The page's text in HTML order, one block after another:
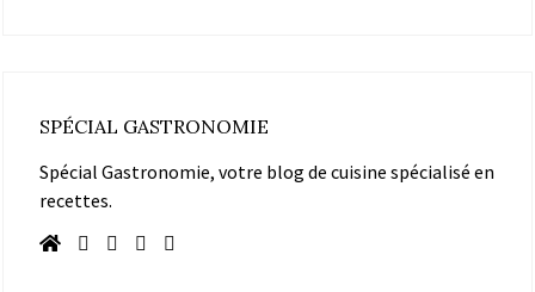
SPÉCIAL GASTRONOMIE
Spécial Gastronomie, votre blog de cuisine spécialisé en
recettes.